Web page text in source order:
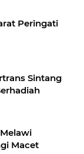
Peringati
Sintang
Macet